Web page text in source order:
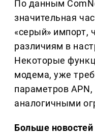
По данным
значительная
«серый» импорт,
различиям в
Некоторые
модема, уже
параметров
аналогичными
Больше